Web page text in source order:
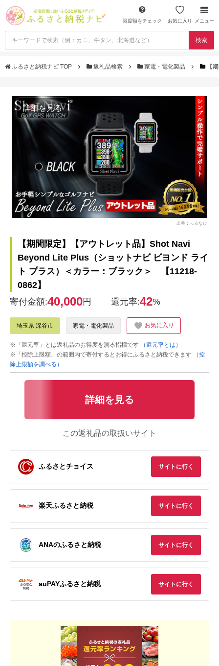
限度額をチェック お気に入り メニュー
検索
ふるさと納税ナビ TOP 返礼品検索 家電・電化製品 【
詳細を見る
出典：ふるなび
【期間限定】【アウトレット品】Shot Navi
Beyond Lite Plus（ショットナビ ビヨンド ライ
ト プラス）＜カラー：ブラック＞ 【11218-
0862】
寄付金額:40,000円 還元率:42%
埼玉県 深谷市 家電・電化製品 お気に入り
※「還元率」とは返礼品のお得度を測る指標です
（還元率とは）
※「控除上限額」の範囲内で寄付するとお得にふるさと納税できます
（控
除上限額を調べる）
詳細を見る
この返礼品の取扱いサイト
ふるさとチョイス サイトに行く
楽天ふるさと納税 サイトに行く
ANAのふるさと納税 サイトに行く
auPAYふるさと納税 サイトに行く